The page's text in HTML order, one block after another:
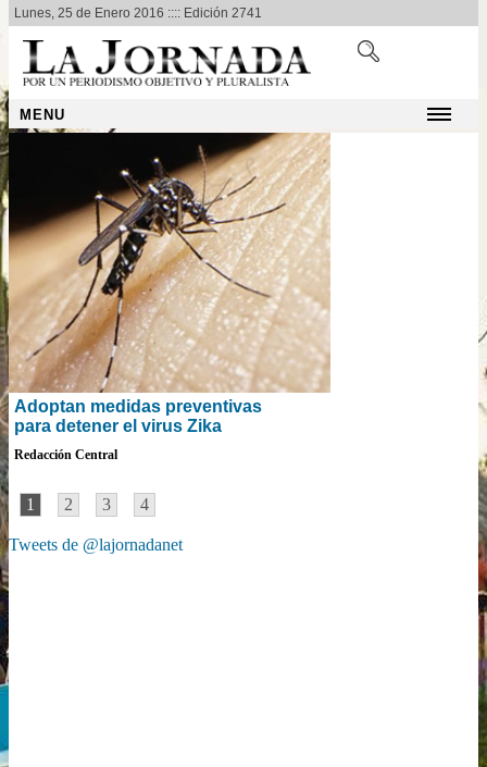
Lunes, 25 de Enero 2016 :::: Edición 2741
MENU
Adoptan medidas preventivas
para detener el virus Zika
Redacción Central
1 2 3 4
Tweets de @lajornadanet